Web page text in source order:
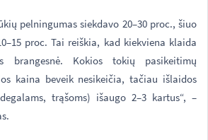
pelningumas siekdavo 20–30 proc., šiuo
proc. Tai reiškia, kad kiekviena klaida
brangesnė. Kokios tokių pasikeitimų
kaina beveik nesikeičia, tačiau išlaidos
trąšoms) išaugo 2–3 kartus“, –